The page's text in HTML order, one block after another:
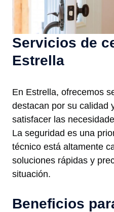
Servicios de
Estrella
En Estrella, ofrecemos
destacan por su calidad
satisfacer las
La seguridad es una
técnico está altamente
soluciones rápidas y
situación.
Beneficios